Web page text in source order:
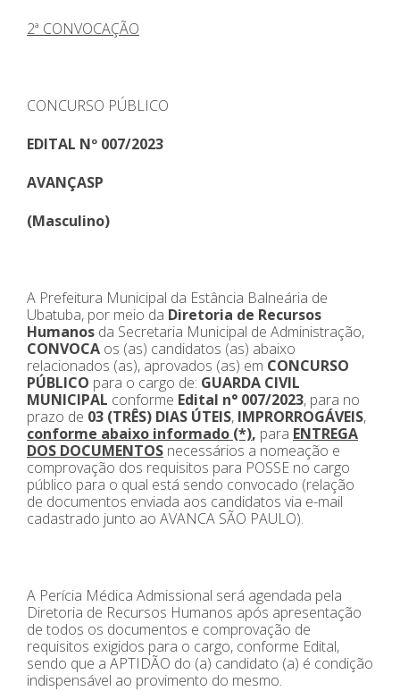
2ª CONVOCAÇÃO
CONCURSO PÚBLICO
EDITAL Nº 007/2023
AVANÇASP
(Masculino)
A Prefeitura Municipal da Estância Balneária de
Ubatuba, por meio da Diretoria de Recursos
Humanos da Secretaria Municipal de Administração,
CONVOCA os (as) candidatos (as) abaixo
relacionados (as), aprovados (as) em CONCURSO
PÚBLICO para o cargo de: GUARDA CIVIL
MUNICIPAL conforme Edital n° 007/2023, para no
prazo de 03 (TRÊS) DIAS ÚTEIS, IMPRORROGÁVEIS,
conforme abaixo informado (*), para ENTREGA
DOS DOCUMENTOS necessários a nomeação e
comprovação dos requisitos para POSSE no cargo
público para o qual está sendo convocado (relação
de documentos enviada aos candidatos via e-mail
cadastrado junto ao AVANCA SÃO PAULO).
A Perícia Médica Admissional será agendada pela
Diretoria de Recursos Humanos após apresentação
de todos os documentos e comprovação de
requisitos exigidos para o cargo, conforme Edital,
sendo que a APTIDÃO do (a) candidato (a) é condição
indispensável ao provimento do mesmo.